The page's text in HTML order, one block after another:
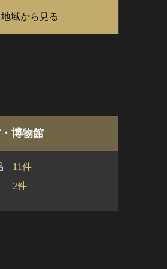
地域から見る
博物館
11件
2件